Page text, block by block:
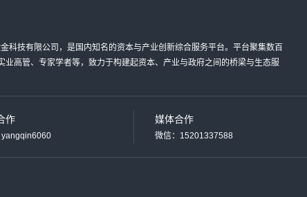
科技有限公司，是国内知名的资本与产业创新综合服务平台。平台聚集数百
高管、专家学者等，致力于构建起资本、产业与政府之间的桥梁与生态服
作
yangqin6060
媒体合作
微信：15201337588